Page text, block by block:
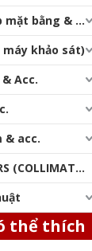
Nhân viên san lấp mặt bằng & Bipod
khảo sát)
Acc.
& acc.
GEO-COLLIMATORS (COLLIMATORS khảo sát)
thể thích
có động cơ